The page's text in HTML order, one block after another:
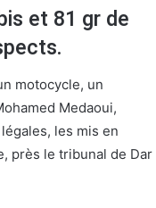
et 81 gr de
motocycle, un
Medaoui,
les mis en
près le tribunal de Dar